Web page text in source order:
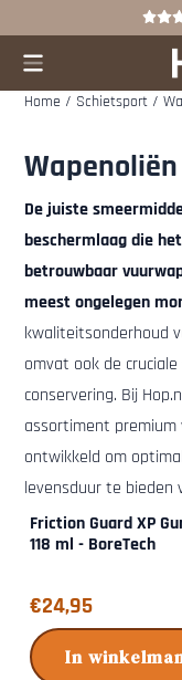
Cookievoorkeuren zijn
Home / Schietsport /
De juiste
beschermlaag die
betrouwbaar
meest ongelegen
kwaliteitsonderhoud
omvat ook de
conservering. Bij
assortiment
ontwikkeld om
levensduur te bieden
Friction Guard XP
118 ml - BoreTech
Prijs: 24,95
€24,95
In